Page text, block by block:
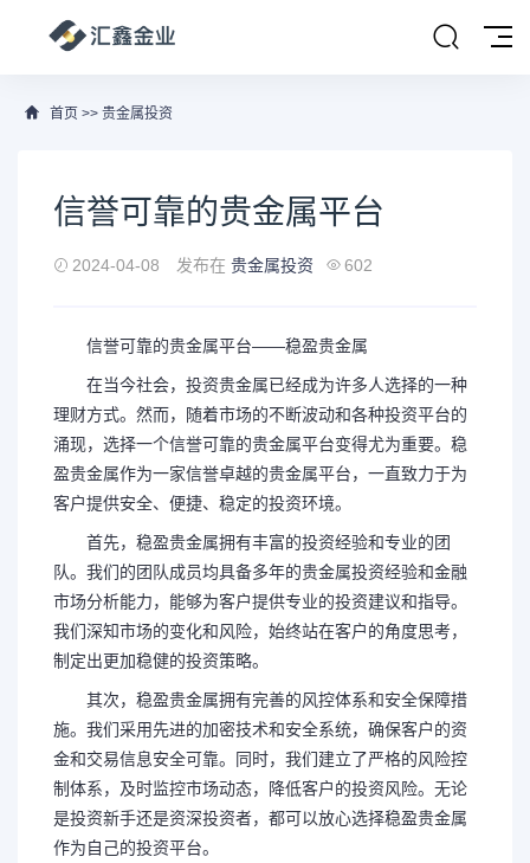
首页 >> 贵金属投资
信誉可靠的贵金属平台
2024-04-08 发布在 贵金属投资 602
信誉可靠的贵金属平台——稳盈贵金属
在当今社会，投资贵金属已经成为许多人选择的一种
理财方式。然而，随着市场的不断波动和各种投资平台的
涌现，选择一个信誉可靠的贵金属平台变得尤为重要。稳
盈贵金属作为一家信誉卓越的贵金属平台，一直致力于为
客户提供安全、便捷、稳定的投资环境。
首先，稳盈贵金属拥有丰富的投资经验和专业的团
队。我们的团队成员均具备多年的贵金属投资经验和金融
市场分析能力，能够为客户提供专业的投资建议和指导。
我们深知市场的变化和风险，始终站在客户的角度思考，
制定出更加稳健的投资策略。
其次，稳盈贵金属拥有完善的风控体系和安全保障措
施。我们采用先进的加密技术和安全系统，确保客户的资
金和交易信息安全可靠。同时，我们建立了严格的风险控
制体系，及时监控市场动态，降低客户的投资风险。无论
是投资新手还是资深投资者，都可以放心选择稳盈贵金属
作为自己的投资平台。